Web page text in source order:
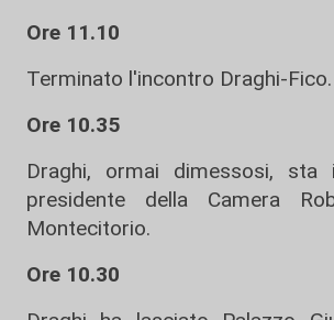
Ore 11.10
Terminato l'incontro Draghi-Fico.
Ore 10.35
Draghi, ormai dimessosi, sta
presidente della Camera
Montecitorio.
Ore 10.30